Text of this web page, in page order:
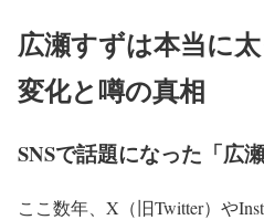
広瀬すずは本当に
変化と噂の真相
SNSで話題になった「広
ここ数年、X（旧Twitter）や